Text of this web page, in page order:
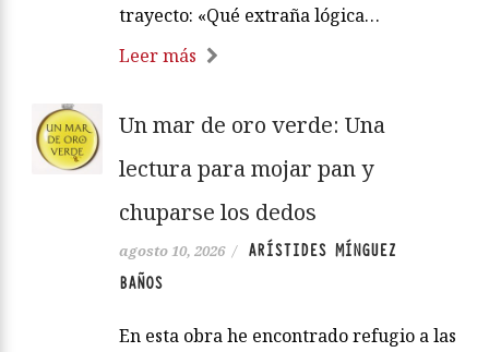
trayecto: «Qué extraña lógica…
Leer más
Un mar de oro verde: Una
lectura para mojar pan y
chuparse los dedos
agosto 10, 2026 /
ARÍSTIDES MÍNGUEZ
BAÑOS
En esta obra he encontrado refugio a las